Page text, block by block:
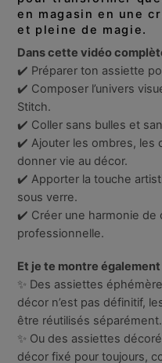
en magasin en une
et pleine de magie.
Dans cette vidéo
✔️ Préparer ton assiette
✔️ Composer l’univers
Stitch.
✔️ Coller sans bulles et
✔️ Ajouter les ombres, les
donner vie au décor.
✔️ Apporter la touche
sous verre.
✔️ Créer une harmonie de
professionnelle.
Et je te montre
✨ Des assiettes
décor n’est pas définitif,
être réutilisés séparément.
✨ Ou des assiettes
décor fixé pour toujours,